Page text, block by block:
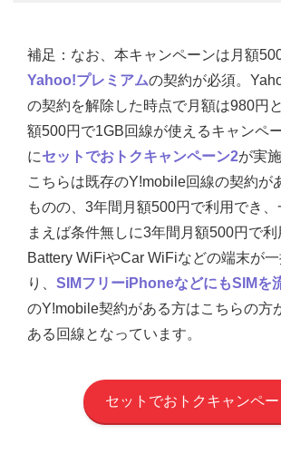
補足：なお、本キャンペーンは月額
Yahoo!プレミアムの契約が必須。
の契約を解除した時点で月額は980円
額500円で1GB回線が使えるキャンペ
にセットでおトクキャンペーン2が実
こちらは既存のY!mobile回線の契約が
ものの、3年間月額500円で利用でき
まえば条件無しに3年間月額500円で利
Battery WiFiやCar WiFiなどの端末が
り、 SIMフリーiPhoneなどにもSIMを
のY!mobile契約がある方はこちらの方
ある回線となっています。
セットでおトクキャンペ